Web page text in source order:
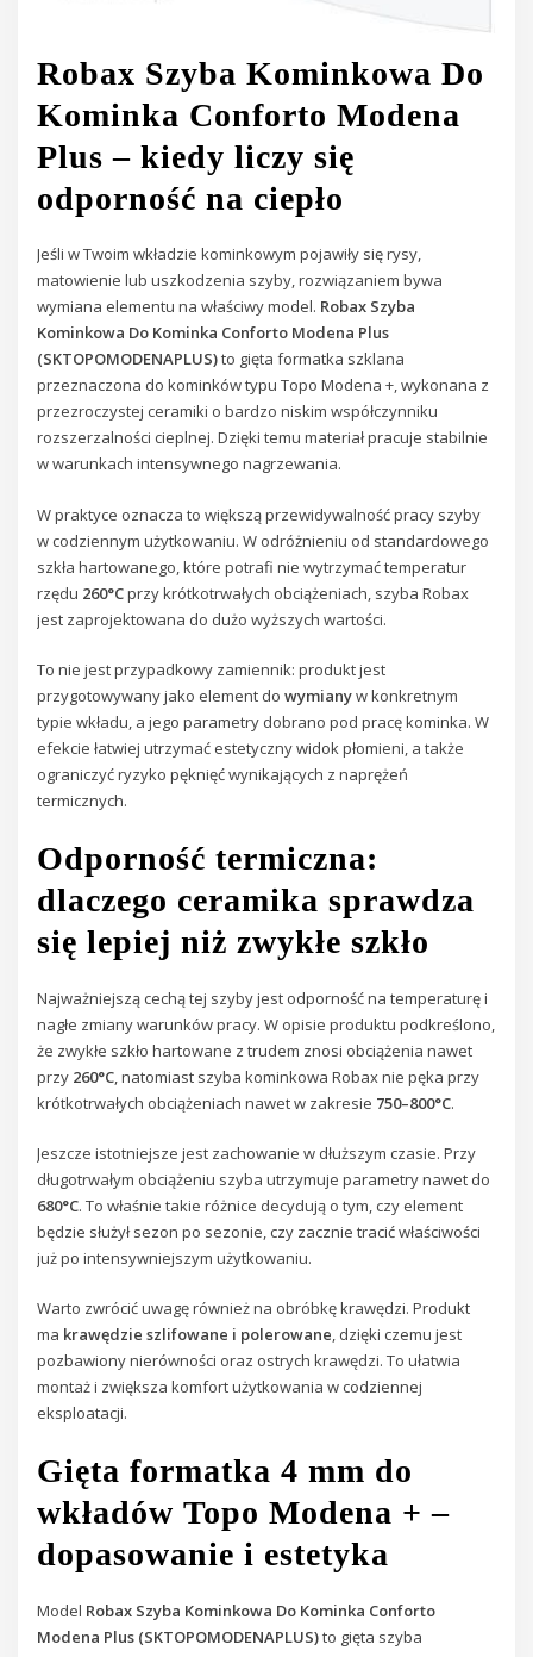
Robax Szyba Kominkowa Do
Kominka Conforto Modena
Plus – kiedy liczy się
odporność na ciepło
Jeśli w Twoim wkładzie kominkowym pojawiły się rysy,
matowienie lub uszkodzenia szyby, rozwiązaniem bywa
wymiana elementu na właściwy model. Robax Szyba
Kominkowa Do Kominka Conforto Modena Plus
(SKTOPOMODENAPLUS)to gięta formatka szklana
przeznaczona do kominków typu Topo Modena +, wykonana z
przezroczystej ceramiki o bardzo niskim współczynniku
rozszerzalności cieplnej. Dzięki temu materiał pracuje stabilnie
w warunkach intensywnego nagrzewania.
W praktyce oznacza to większą przewidywalność pracy szyby
w codziennym użytkowaniu. W odróżnieniu od standardowego
szkła hartowanego, które potrafi nie wytrzymać temperatur
rzędu 260°Cprzy krótkotrwałych obciążeniach, szyba Robax
jest zaprojektowana do dużo wyższych wartości.
To nie jest przypadkowy zamiennik: produkt jest
przygotowywany jako element dowymianyw konkretnym
typie wkładu, a jego parametry dobrano pod pracę kominka. W
efekcie łatwiej utrzymać estetyczny widok płomieni, a także
ograniczyć ryzyko pęknięć wynikających z naprężeń
termicznych.
Odporność termiczna:
dlaczego ceramika sprawdza
się lepiej niż zwykłe szkło
Najważniejszą cechą tej szyby jest odporność na temperaturę i
nagłe zmiany warunków pracy. W opisie produktu podkreślono,
że zwykłe szkło hartowane z trudem znosi obciążenia nawet
przy 260°C , natomiast szyba kominkowa Robax nie pęka przy
krótkotrwałych obciążeniach nawet w zakresie 750–800°C.
Jeszcze istotniejsze jest zachowanie w dłuższym czasie. Przy
długotrwałym obciążeniu szyba utrzymuje parametry nawet do
680°C. To właśnie takie różnice decydują o tym, czy element
będzie służył sezon po sezonie, czy zacznie tracić właściwości
już po intensywniejszym użytkowaniu.
Warto zwrócić uwagę również na obróbkę krawędzi. Produkt
ma krawędzie szlifowane i polerowane, dzięki czemu jest
pozbawiony nierówności oraz ostrych krawędzi. To ułatwia
montaż i zwiększa komfort użytkowania w codziennej
eksploatacji.
Gięta formatka 4 mm do
wkładów Topo Modena + –
dopasowanie i estetyka
Model Robax Szyba Kominkowa Do Kominka Conforto
Modena Plus (SKTOPOMODENAPLUS)to gięta szyba